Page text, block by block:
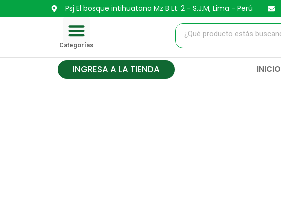
al
Psj El bosque intihuatana Mz B Lt. 2 - S.J.M, Lima - Perú
Menu
Categorías
INGRESA A LA TIENDA INICIO